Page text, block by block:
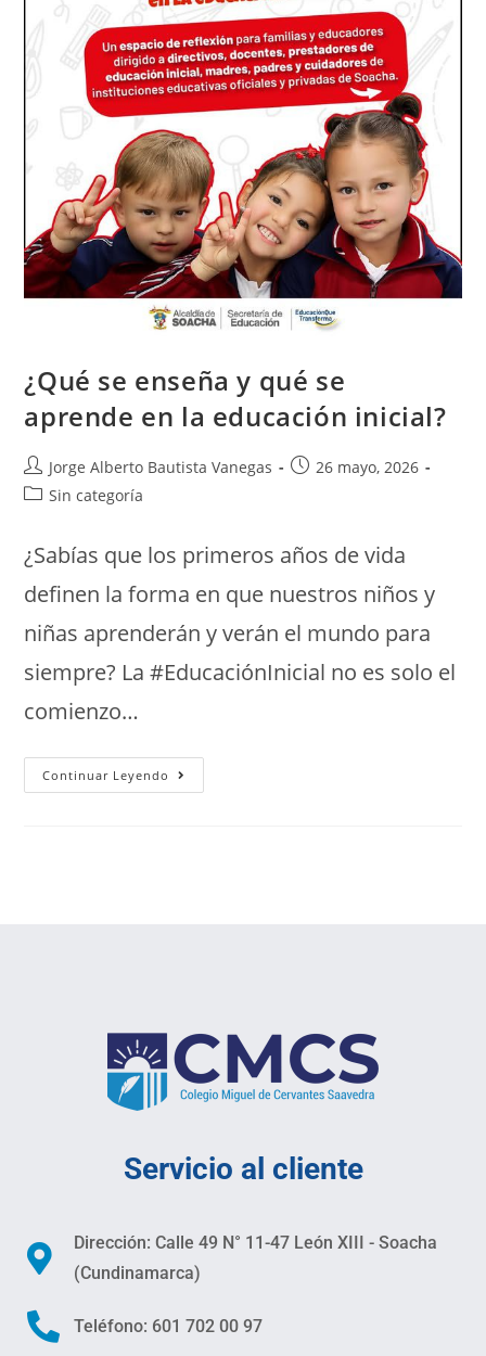
¿Qué se enseña y qué se
aprende en la educación inicial?
Jorge Alberto Bautista Vanegas
26 mayo, 2026
Sin categoría
​¿Sabías que los primeros años de vida
definen la forma en que nuestros niños y
niñas aprenderán y verán el mundo para
siempre? ​La #EducaciónInicial no es solo el
comienzo…
Continuar Leyendo
Servicio al cliente
Dirección: Calle 49 N° 11-47 León XIII - Soacha
(Cundinamarca)
Teléfono: 601 702 00 97